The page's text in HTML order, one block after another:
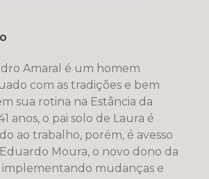
Amaral é um homem
com as tradições e bem
sua rotina na Estância da
anos, o pai solo de Laura é
ao trabalho, porém, é avesso
Moura, o novo dono da
implementando mudanças e